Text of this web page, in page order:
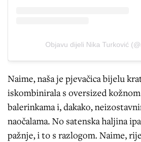
Objavu dijeli Nika Turković
Naime, naša je pjevačica bijelu
iskombinirala s oversized
balerinkama i, dakako,
naočalama. No satenska haljina
pažnje, i to s razlogom. Naime,